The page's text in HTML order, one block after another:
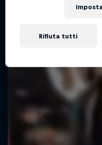
Rifiuta tutti